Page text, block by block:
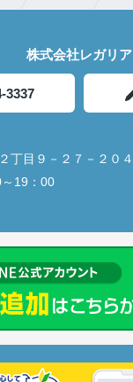
株式会社レガリア
3337
丁目９－２７－２０４
19：00